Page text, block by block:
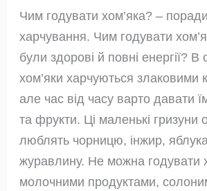
Чим годувати хом’яка? –
харчування. Чим годувати
були здорові й повні енергії?
хом’яки харчуються злаковими
але час від часу варто давати
та фрукти. Ці маленькі гризуни
люблять чорницю, інжир,
журавлину. Не можна годувати
молочними продуктами,